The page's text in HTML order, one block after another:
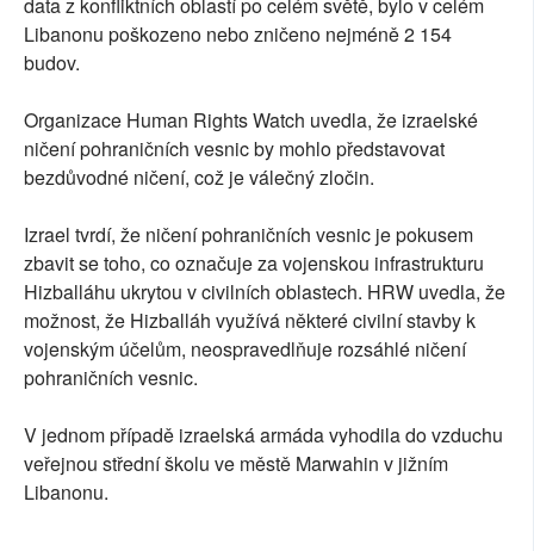
Libanonu poškozeno nebo zničeno nejméně 2 154
budov.
Organizace Human Rights Watch uvedla, že izraelské
ničení pohraničních vesnic by mohlo představovat
bezdůvodné ničení, což je válečný zločin.
Izrael tvrdí, že ničení pohraničních vesnic je pokusem
zbavit se toho, co označuje za vojenskou infrastrukturu
Hizballáhu ukrytou v civilních oblastech. HRW uvedla, že
možnost, že Hizballáh využívá některé civilní stavby k
vojenským účelům, neospravedlňuje rozsáhlé ničení
pohraničních vesnic.
V jednom případě izraelská armáda vyhodila do vzduchu
veřejnou střední školu ve městě Marwahin v jižním
Libanonu.